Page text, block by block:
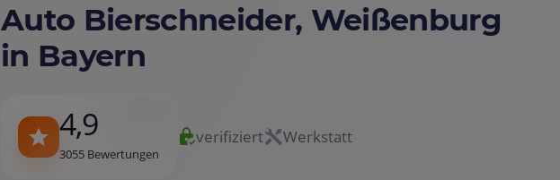
Auto Bierschneider, Weißenburg
in Bayern
4,9
3055 Bewertungen
verifiziert Werkstatt